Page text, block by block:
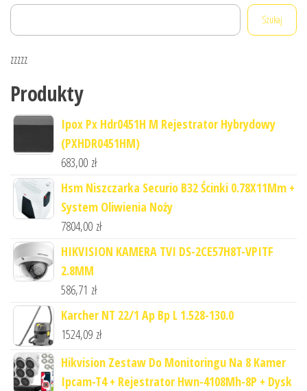
Szukaj
zzzzz
Produkty
Ipox Px Hdr0451H M Rejestrator Hybrydowy
(PXHDR0451HM)
683,00 zł
Hsm Niszczarka Securio B32 Ścinki 0.78X11Mm +
System Oliwienia Noży
7804,00 zł
HIKVISION KAMERA TVI DS-2CE57H8T-VPITF
2.8MM
586,71 zł
Karcher NT 22/1 Ap Bp L 1.528-130.0
1524,09 zł
Hikvision Zestaw Do Monitoringu Na 8 Kamer
Ipcam-T4 + Rejestrator Hwn-4108Mh-8P + Dysk